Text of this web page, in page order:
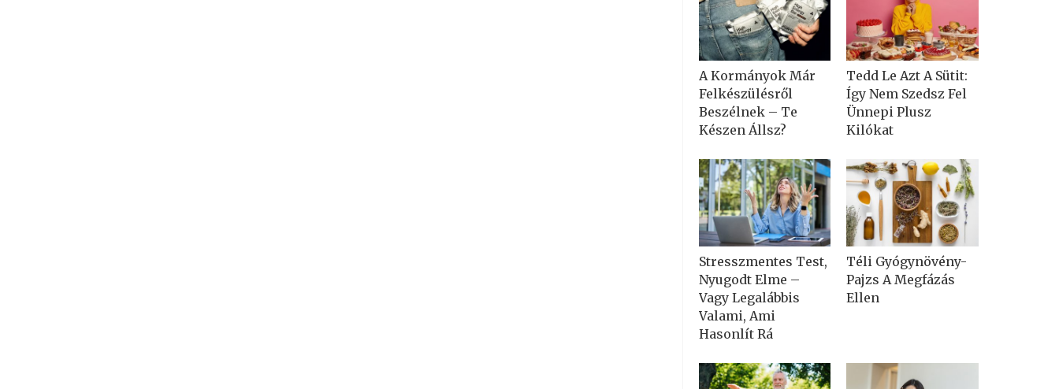
A Kormányok Már
Felkészülésről
Beszélnek – Te
Készen Állsz?
Tedd Le Azt A Sütit:
Így Nem Szedsz Fel
Ünnepi Plusz
Kilókat
Stresszmentes Test,
Nyugodt Elme –
Vagy Legalábbis
Valami, Ami
Hasonlít Rá
Téli Gyógynövény-
Pajzs A Megfázás
Ellen